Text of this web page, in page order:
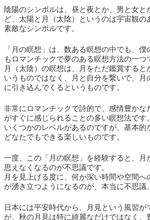
陰陽のシンボルは、昼と夜とか、男と女と
ど、太陽と月（太陰）というのは宇宙観の
素敵なシンボルです。
「月の瞑想」は、数ある瞑想の中でも、
もロマンチックで夢のある瞑想方法の一つ
月（太陰）の瞑想は、月をただ鑑賞すると
いうものではなく、月と自分を繋いで、月
に引き込んでくるというものです。
非常にロマンチックで詩的で、感情豊かな
がすぐに感じられることの多い瞑想法です。
いくつかのレベルがあるのですが、基本的
どなたでもできる楽しいものです。
一度、この「月の瞑想」を経験すると、月
思えなくなるのが不思議です。
月を見上げる度に、何か深い時間や空間へ
が湧き立つようになるのが、本当に不思議。
日本には平安時代から、月見という風習が
が、秋の月見は特に綺麗なだけではなく、